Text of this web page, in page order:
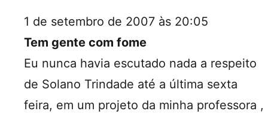
1 de setembro de 2007 às 20:05
Tem gente com fome
Eu nunca havia escutado nada a respeito
de Solano Trindade até a última sexta
feira, em um projeto da minha professora ,